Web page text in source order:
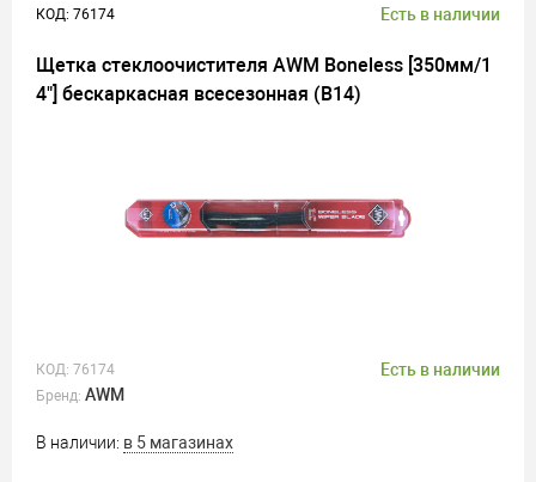
КОД: 76174 Есть в наличии
Щетка стеклоочистителя AWM Boneless [350мм/1
4"] бескаркасная всесезонная (B14)
КОД: 76174 Есть в наличии
Бренд: AWM
В наличии: в 5 магазинах